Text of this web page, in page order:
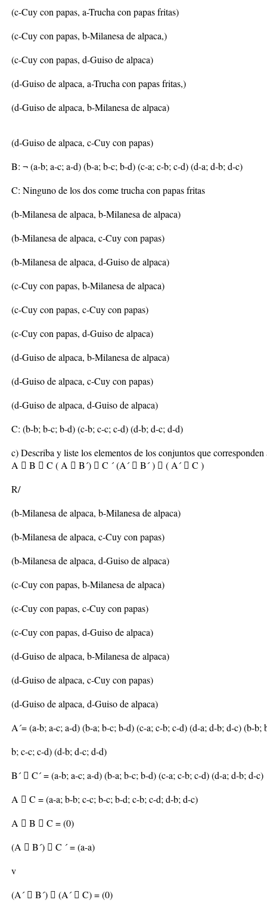
(c-Cuy con papas, a-Trucha con papas fritas)
(c-Cuy con papas, b-Milanesa de alpaca,)
(c-Cuy con papas, d-Guiso de alpaca)
(d-Guiso de alpaca, a-Trucha con papas fritas,)
(d-Guiso de alpaca, b-Milanesa de alpaca)
(d-Guiso de alpaca, c-Cuy con papas)
B: ¬ (a-b; a-c; a-d) (b-a; b-c; b-d) (c-a; c-b; c-d) (d-a; d-b; d-c)
C: Ninguno de los dos come trucha con papas fritas
(b-Milanesa de alpaca, b-Milanesa de alpaca)
(b-Milanesa de alpaca, c-Cuy con papas)
(b-Milanesa de alpaca, d-Guiso de alpaca)
(c-Cuy con papas, b-Milanesa de alpaca)
(c-Cuy con papas, c-Cuy con papas)
(c-Cuy con papas, d-Guiso de alpaca)
(d-Guiso de alpaca, b-Milanesa de alpaca)
(d-Guiso de alpaca, c-Cuy con papas)
(d-Guiso de alpaca, d-Guiso de alpaca)
C: (b-b; b-c; b-d) (c-b; c-c; c-d) (d-b; d-c; d-d)
c) Describa y liste los elementos de los conjuntos que
A  B  C ( A  B´)  C ´ (A´  B´ )  ( A´  C )
R/
(b-Milanesa de alpaca, b-Milanesa de alpaca)
(b-Milanesa de alpaca, c-Cuy con papas)
(b-Milanesa de alpaca, d-Guiso de alpaca)
(c-Cuy con papas, b-Milanesa de alpaca)
(c-Cuy con papas, c-Cuy con papas)
(c-Cuy con papas, d-Guiso de alpaca)
(d-Guiso de alpaca, b-Milanesa de alpaca)
(d-Guiso de alpaca, c-Cuy con papas)
(d-Guiso de alpaca, d-Guiso de alpaca)
A´= (a-b; a-c; a-d) (b-a; b-c; b-d) (c-a; c-b; c-d) (d-a; d-b; d-c) (b-b;
b; c-c; c-d) (d-b; d-c; d-d)
B´  C´ = (a-b; a-c; a-d) (b-a; b-c; b-d) (c-a; c-b; c-d) (d-a; d-b; d-c)
A  C = (a-a; b-b; c-c; b-c; b-d; c-b; c-d; d-b; d-c)
A  B  C = (0)
(A  B´)  C ´ = (a-a)
v
(A´  B´)  (A´  C) = (0)